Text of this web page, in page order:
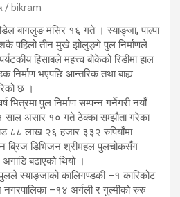
bikram
बागलुङ मंसिर १६ गते । स्याङ्जा, पाल्पा
पहिलो तीन मुखे झोलुङ्गे पुल निर्माणले
हिसाबले महत्त्व बोकेको रिडीमा हाल
निर्माण भएपछि आन्तरिक तथा बाह्य
छ ।
भित्रमा पुल निर्माण सम्पन्न गर्नेगरी नयाँ
साल असार १० गते ठेक्का सम्झौता गरेका
८८ लाख २६ हजार ३३२ रुपियाँमा
ब्रिज डिभिजन श्रीमहल पुलचोकसँग
बढाएको थियो ।
स्याङ्जाको कालिगण्डकी –१ कारिकोट
नगरपालिका –१४ अर्गली र गुल्मीको रुरु